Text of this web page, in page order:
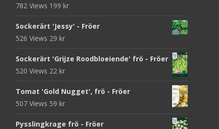
782 Views 199 kr
Sockerärt 'Jessy' - Fröer
526 Views 29 kr
Sockerärt 'Grijze Roodbloeiende' frö - Fröer
520 Views 22 kr
Tomat 'Gold Nugget', frö - Fröer
507 Views 59 kr
Pysslingkrage frö - Fröer